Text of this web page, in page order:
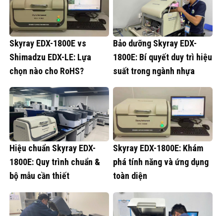
Skyray EDX-1800E vs
Shimadzu EDX-LE: Lựa
chọn nào cho RoHS?
Bảo dưỡng Skyray EDX-
1800E: Bí quyết duy trì hiệu
suất trong ngành nhựa
Hiệu chuẩn Skyray EDX-
1800E: Quy trình chuẩn &
bộ mẫu cần thiết
Skyray EDX-1800E: Khám
phá tính năng và ứng dụng
toàn diện